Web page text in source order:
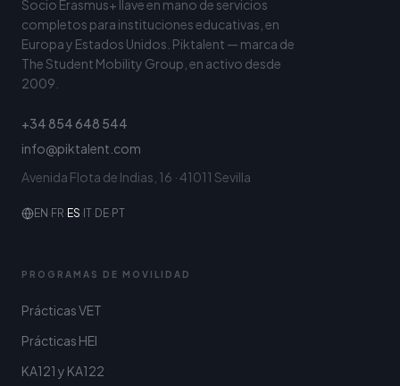
Socio Erasmus+ llave en mano de servicios
completos para instituciones educativas, en
Europa y Estados Unidos. Piktalent — marca de
The Student Mobility Group, en activo desde
2009.
+34 854 648 544
info@piktalent.com
Avenida Flota de Indias, 16 · 41011 Sevilla
EN · FR· ES· IT· DE· PT
PROGRAMAS DE MOVILIDAD
Prácticas VET
Prácticas HEI
KA121 y KA122